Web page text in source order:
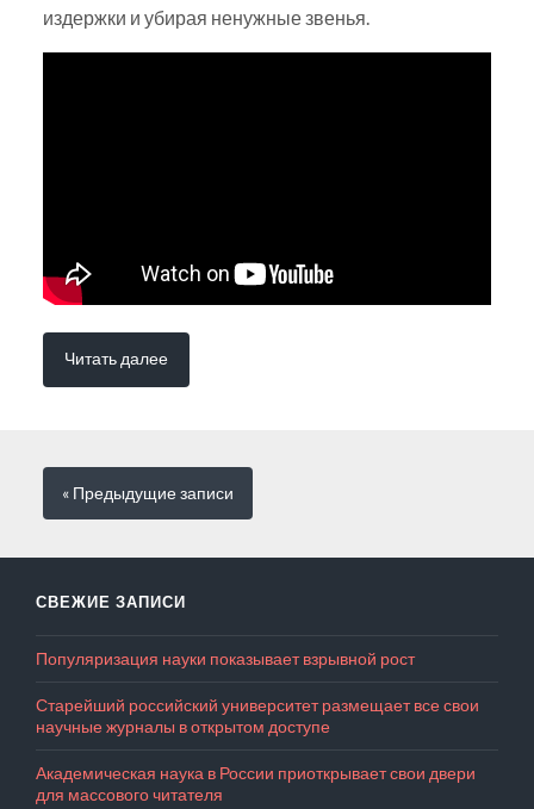
издержки и убирая ненужные звенья.
Читать далее
« Предыдущиезаписи
СВЕЖИЕ ЗАПИСИ
Популяризация науки показывает взрывной рост
Старейший российский университет размещает все свои
научные журналы в открытом доступе
Академическая наука в России приоткрывает свои двери
для массового читателя